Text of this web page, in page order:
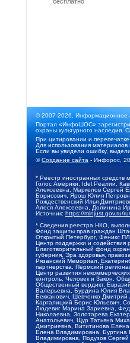
© 2007-2026, Информационное
Портал «ИнфоШОС»
охраны культурного наследия.
При цитировании и
Для использования
Если вы увидели ошибку,
©Создание сайта - Инфорос,
* Реестр иностранных средств
Голос Америки, Idel.Реалии,
Алексеевна, Маркелов Сергей
Борисович, Ярош Юлия
Рождественский Илья
Алеся Алексеевна, Долинина
Источник: https://minjust.gov.ru/
* Сведения реестра НКО,
Фонд защиты прав граждан
Открытый Петербург, Феникс
Центр поддержки и
Благотворительный фонд
губерния, Эра здоровья,
Рязанский Мемориал,
партнерства, Пермский
Центр развития
контроль, Человек и Закон,
Общественный вердикт,
Валерьевна, Бурдина Юлия
Бекханович, Шевченко
Каргалицкий Борис Юльевич,
Людевиг Марина Зариевна,
Николаевна, Золотарева
Анатольевич, Щур Татьяна
Дмитриевна, Вититинова
Елена Владимировна, Буртина
Владимировна, Подузов